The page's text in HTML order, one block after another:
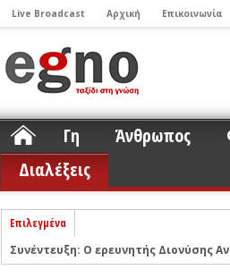
Live Broadcast Αρχική Επικοινωνία
Γη Άνθρωπος
Διαλέξεις
Επιλεγμένα
Συνέντευξη: Ο ερευνητής Διονύσης
ΝΕLIOTA: Το ερευνητικό